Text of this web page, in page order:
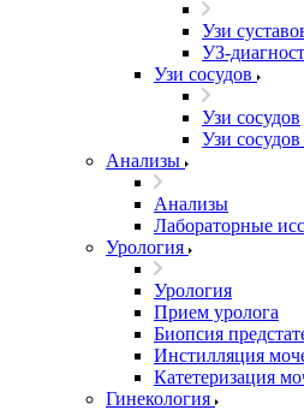
Узи
УЗ-
Узи сосудов
Узи сосудов
Узи
Анализы
Анализы
Лабораторные
Урология
Урология
Прием уролога
Биопсия
Инстилляция
Катетеризация
Гинекология